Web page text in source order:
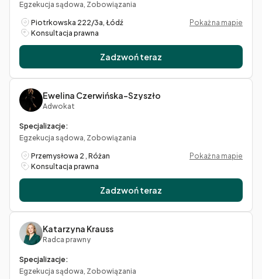
Egzekucja sądowa, Zobowiązania
Piotrkowska 222/3a, Łódź
Pokaż na mapie
Konsultacja prawna
Zadzwoń teraz
Ewelina Czerwińska-Szyszło
Adwokat
Specjalizacje:
Egzekucja sądowa, Zobowiązania
Przemysłowa 2 , Różan
Pokaż na mapie
Konsultacja prawna
Zadzwoń teraz
Katarzyna Krauss
Radca prawny
Specjalizacje:
Egzekucja sądowa, Zobowiązania